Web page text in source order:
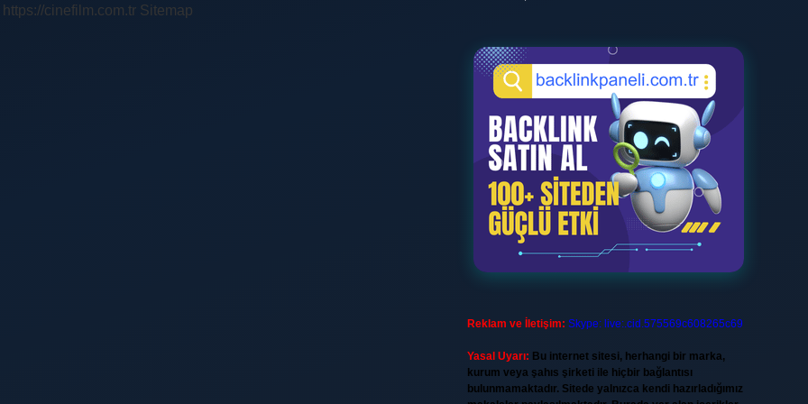
https://cinefilm.com.tr Sitemap
Reklam ve İletişim: Skype: live:.cid.575569c608265c69
Yasal Uyarı: Bu internet sitesi, herhangi bir marka,
kurum veya şahıs şirketi ile hiçbir bağlantısı
bulunmamaktadır. Sitede yalnızca kendi hazırladığımız